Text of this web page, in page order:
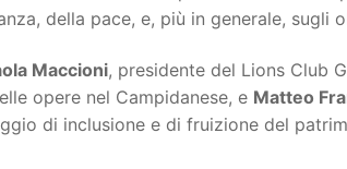
della pace, e, più in generale, sugli
Maccioni, presidente del Lions Club
opere nel Campidanese, e Matteo
di inclusione e di fruizione del